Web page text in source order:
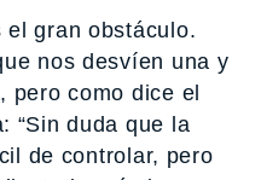
el gran obstáculo.
nos desvíen una y
pero como dice el
“Sin duda que la
de controlar, pero